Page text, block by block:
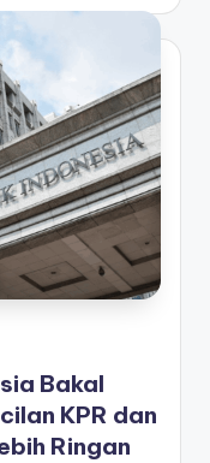
Bakal
KPR dan
Ringan